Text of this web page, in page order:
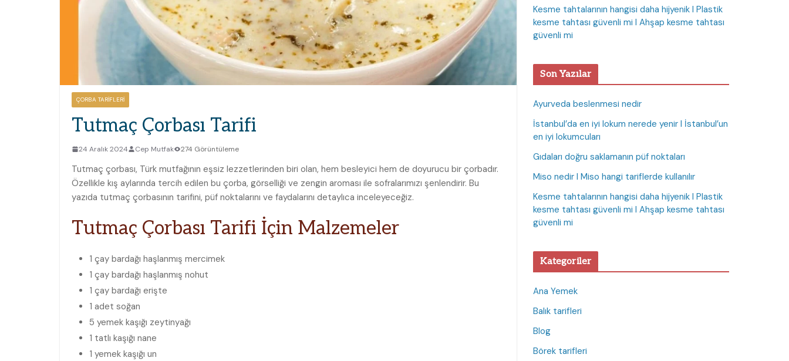
ÇORBA TARIFLERI
Tutmaç Çorbası Tarifi
24 Aralık 2024 Cep Mutfak 274 Görüntüleme
Tutmaç çorbası, Türk mutfağının⁤ eşsiz lezzetlerinden biri olan, hem besleyici hem⁣ de doyurucu bir çorbadır.
Özellikle kış‌ aylarında tercih edilen bu çorba, görselliği ve zengin aroması ile sofralarımızı şenlendirir. Bu
yazıda tutmaç çorbasının tarifini, püf noktalarını ve faydalarını detaylıca inceleyeceğiz.
Tutmaç Çorbası Tarifi İçin Malzemeler
1 çay bardağı haşlanmış mercimek
1 çay bardağı haşlanmış nohut
1 çay bardağı erişte
1 adet soğan
5 yemek kaşığı zeytinyağı
1 tatlı kaşığı nane
1 yemek kaşığı un
Kesme tahtalarının hangisi daha hijyenik I Plastik
kesme tahtası güvenli mi I Ahşap kesme tahtası
güvenli mi
Son Yazılar
Ayurveda beslenmesi nedir
İstanbul’da en iyi lokum nerede yenir I İstanbul’un
en iyi lokumcuları
Gıdaları doğru saklamanın püf noktaları
Miso nedir I Miso hangi tariflerde kullanılır
Kesme tahtalarının hangisi daha hijyenik I Plastik
kesme tahtası güvenli mi I Ahşap kesme tahtası
güvenli mi
Kategoriler
Ana Yemek
Balık tarifleri
Blog
Börek tarifleri